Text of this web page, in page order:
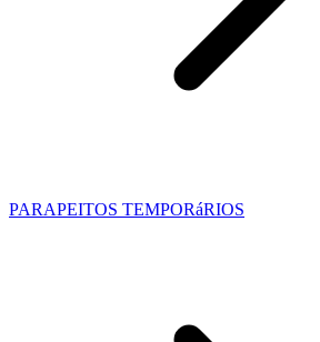
PARAPEITOS TEMPORáRIOS